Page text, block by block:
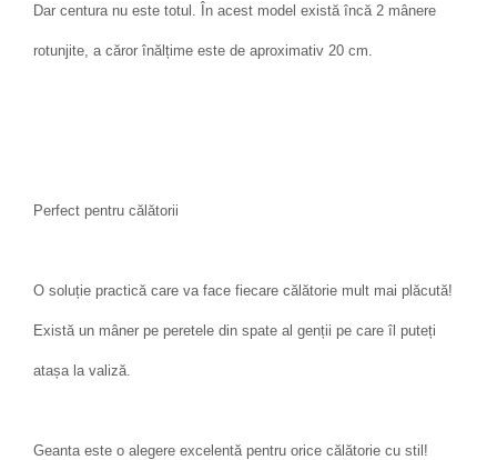
Dar centura nu este totul. În acest model există încă 2 mânere
rotunjite, a căror înălțime este de aproximativ 20 cm.
Perfect pentru călătorii
O soluție practică care va face fiecare călătorie mult mai plăcută!
Există un mâner pe peretele din spate al genții pe care îl puteți
atașa la valiză.
Geanta este o alegere excelentă pentru orice călătorie cu stil!